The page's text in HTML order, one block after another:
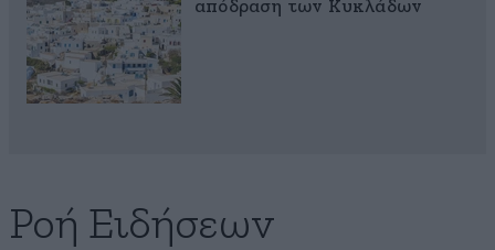
απόδραση των Κυκλάδων
Ροή Ειδήσεων